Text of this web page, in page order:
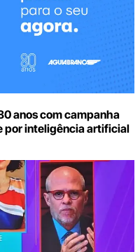
anos com campanha
por inteligência artificial